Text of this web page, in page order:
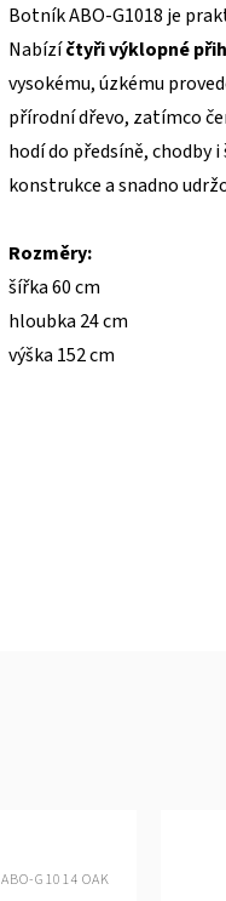
Botník ABO-G1018 je
Nabízíčtyři výklopné
vysokému, úzkému
přírodní dřevo, zatímco
hodí do předsíně, chodby
konstrukce a snadno
Rozměry:
šířka 60 cm
hloubka 24 cm
výška 152 cm
ABO-G1014 OAK